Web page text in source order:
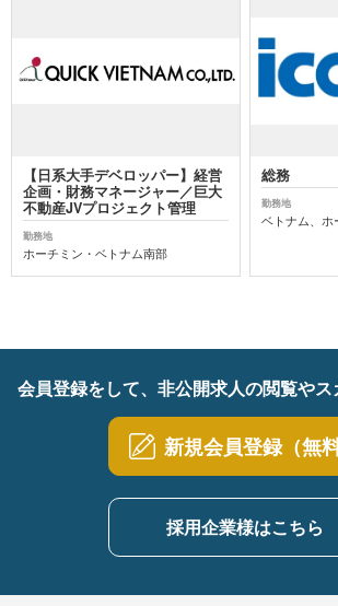
【日系大手デベロッパー】経営
企画・財務マネージャー／巨大
不動産JVプロジェクト管理
勤務地
ホーチミン・ベトナム南部
総務
勤務地
ベトナム、ホ
会員登録をして、非公開求人の閲覧や
新規会員登録（無料
採用企業様はこちら